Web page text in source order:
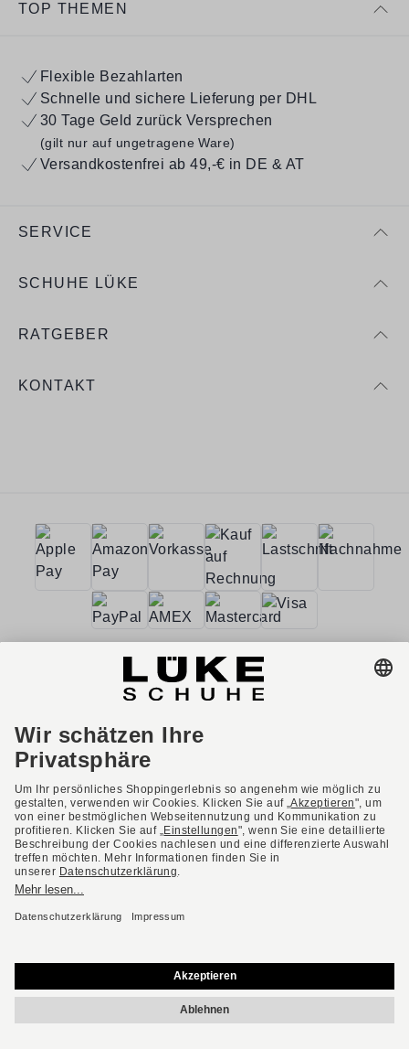
TOP THEMEN
Flexible Bezahlarten
Schnelle und sichere Lieferung per DHL
30 Tage Geld zurück Versprechen
(gilt nur auf ungetragene Ware)
Versandkostenfrei ab 49,-€ in DE & AT
SERVICE
SCHUHE LÜKE
RATGEBER
KONTAKT
Deutsch
AGB Barrierefreiheit
Impressum
Datenschutzerklärung
Datenschutzeinstellungen